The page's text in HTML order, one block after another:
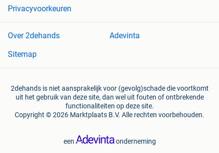
Privacyvoorkeuren
Over 2dehands
Adevinta
Sitemap
2dehands is niet aansprakelijk voor (gevolg)schade die voortkomt
uit het gebruik van deze site, dan wel uit fouten of ontbrekende
functionaliteiten op deze site.
Copyright © 2026 Marktplaats B.V. Alle rechten voorbehouden.
een onderneming